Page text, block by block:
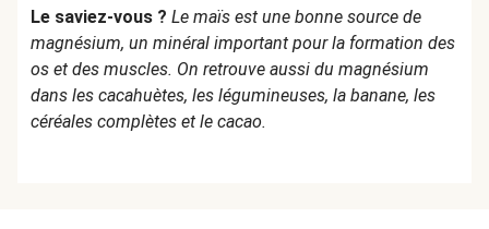
Le saviez-vous ? Le maïs est une bonne source de
magnésium, un minéral important pour la formation des
os et des muscles. On retrouve aussi du magnésium
dans les cacahuètes, les légumineuses, la banane, les
céréales complètes et le cacao.